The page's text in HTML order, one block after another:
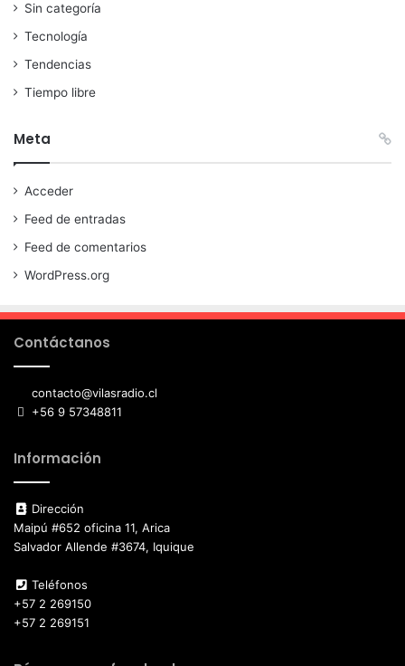
Sin categoría
Tecnología
Tendencias
Tiempo libre
Meta
Acceder
Feed de entradas
Feed de comentarios
WordPress.org
Contáctanos
contacto@vilasradio.cl
+56 9 57348811
Información
Dirección
Maipú #652 oficina 11, Arica
Salvador Allende #3674, Iquique
Teléfonos
+57 2 269150
+57 2 269151